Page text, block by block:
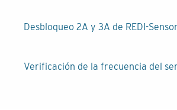
Navegación
Desbloqueo 2A y 3A de REDI-Sensor
Verificación de la frecuencia del